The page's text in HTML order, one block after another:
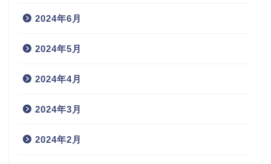
2024年6月
2024年5月
2024年4月
2024年3月
2024年2月